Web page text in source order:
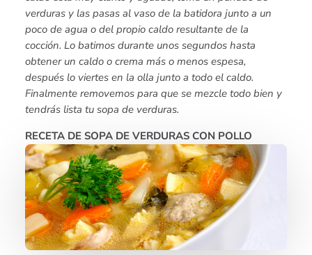
verduras y las pasas al vaso de la batidora junto a un
poco de agua o del propio caldo resultante de la
cocción. Lo batimos durante unos segundos hasta
obtener un caldo o crema más o menos espesa,
después lo viertes en la olla junto a todo el caldo.
Finalmente removemos para que se mezcle todo bien y
tendrás lista tu sopa de verduras.
RECETA DE SOPA DE VERDURAS CON POLLO